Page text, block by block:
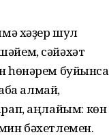
хәҙер шул
сәйәхәт
һөнәрем буйынса
алмай,
аңлайым: көн
бәхетлемен.